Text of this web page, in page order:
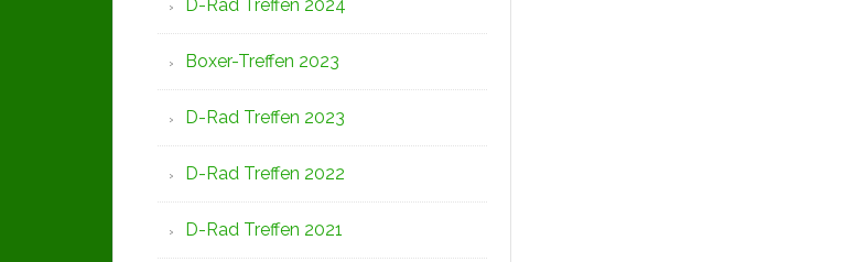
D-Rad Treffen 2024
Boxer-Treffen 2023
D-Rad Treffen 2023
D-Rad Treffen 2022
D-Rad Treffen 2021